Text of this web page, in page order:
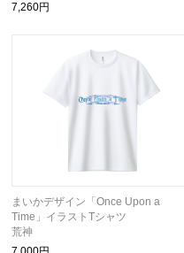
7,260円
まいかデザイン「Once Upon a
Time」イラストTシャツ
荒神